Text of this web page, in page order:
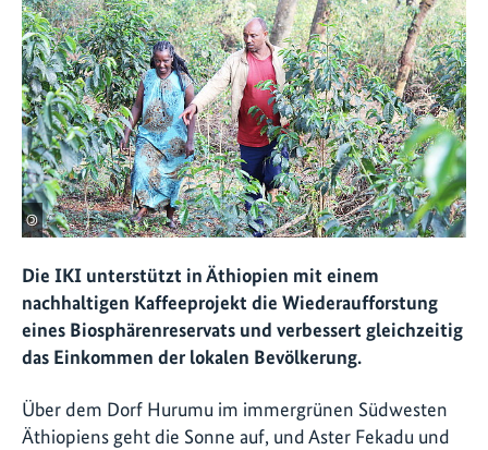
©
Die IKI unterstützt in Äthiopien mit einem
nachhaltigen Kaffeeprojekt die Wiederaufforstung
eines Biosphärenreservats und verbessert gleichzeitig
das Einkommen der lokalen Bevölkerung.
Über dem Dorf Hurumu im immergrünen Südwesten
Äthiopiens geht die Sonne auf, und Aster Fekadu und